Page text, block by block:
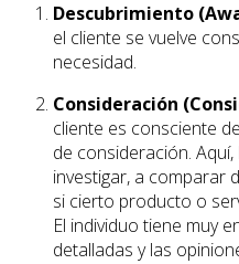
Descubrimiento
el cliente se vuelve
necesidad.
Consideración
cliente es consciente
de consideración.
investigar, a comparar
si cierto producto o
El individuo tiene muy
detalladas y las